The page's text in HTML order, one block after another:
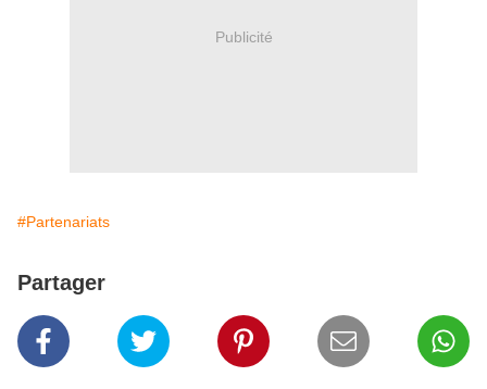
Publicité
#Partenariats
Partager